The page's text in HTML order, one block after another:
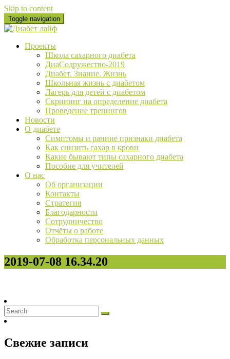
Skip to content
Toggle navigation
Проекты
Школа сахарного диабета
ДиаСодружество-2019
Диабет. Знание. Жизнь
Школьная жизнь с диабетом
Лагерь для детей с диабетом
Скрининг на определение диабета
Проведение тренингов
Новости
О диабете
Cимптомы и ранние признаки диабета
Как снизить сахар в крови
Какие бывают типы сахарного диабета
Пособие для учителей
О нас
Об организации
Контакты
Стратегия
Благодарности
Сотрудничество
Отчёты о работе
Обработка персональных данных
2019-07-08 16.34.20
Свежие записи